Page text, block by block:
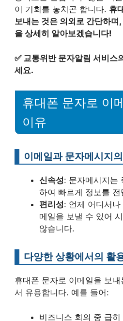
이 기회를 놓치곤 합니다. 휴
보내는 것은 의외로 간단하며
을 상세히 알아보겠습니다!
✅ 교통위반 문자알림 서비스
세요.
휴대폰 문자로 이
이유
이메일과 문자메시지
신속성: 문자메시지는
하여 빠르게 정보를
편리성: 언제 어디서
메일을 보낼 수 있어
않습니다.
다양한 상황에서의 활
휴대폰 문자로 이메일을 보
서 유용합니다. 예를 들어:
비즈니스 회의 중 급